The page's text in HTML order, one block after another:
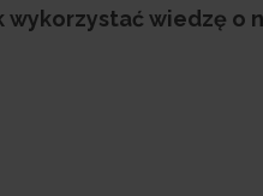
wykorzystać wiedzę